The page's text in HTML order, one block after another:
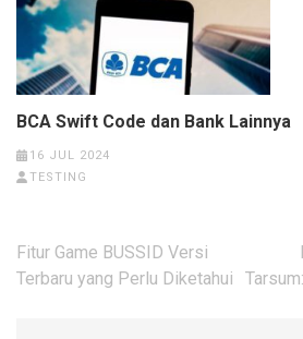
BCA Swift Code dan Bank Lainnya
16 JUL 2024
TESTING
Post
navigation
Fitur Game BUSSID Versi
Terbaru yang Perlu Diketahui